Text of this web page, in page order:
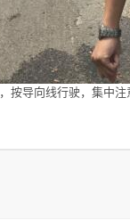
按导向线行驶，集中